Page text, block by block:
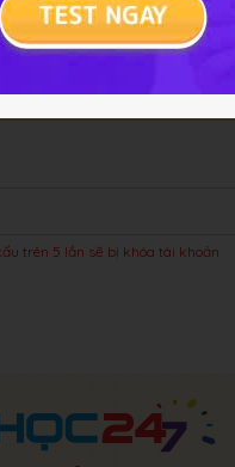
trên 5 lần sẽ bị khóa tài khoản